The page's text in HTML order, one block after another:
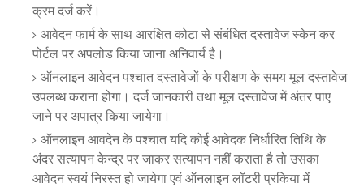
क्रम दर्ज करें।
आवेदन फार्म के साथ आरक्षित कोटा से संबंधित दस्तावेज स्केन कर
पोर्टल पर अपलोड किया जाना अनिवार्य है।
ऑनलाइन आवेदन पश्चात दस्तावेजों के परीक्षण के समय मूल दस्तावेज
उपलब्ध कराना होगा। दर्ज जानकारी तथा मूल दस्तावेज में अंतर पाए
जाने पर अपात्र किया जायेगा।
ऑनलाइन आवदेन के पश्चात यदि कोई आवेदक निर्धारित तिथि के
अंदर सत्यापन केन्द्र पर जाकर सत्यापन नहीं कराता है तो उसका
आवेदन स्वयं निरस्त हो जायेगा एवं ऑनलाइन लॉटरी प्रकिया में